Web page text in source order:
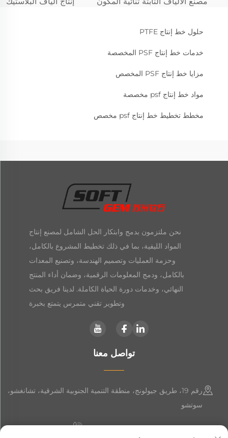
حلول خط إنتاج PTFE
خدمات خط إنتاج PSF المخصصة
مزايا خط إنتاج PSF المخصص
مواد خط إنتاج psf مخصصة
مخطط تخطيط خط إنتاج psf مخصص
نحن ملتزمون بدمج وابتكار الحل الشامل لمصنع إنتاج
المواد الليفية، بما في ذلك تخطيط المشروع بالكامل،
وحزمة العمليات وتصميم الهندسة، وتصنيع المعدات
بالكامل، ودمج المعلومات الرقمية، وضمان أداء المنتج
النهائي، وخدمات دورة الحياة الكاملة. لدينا فريق بحث
وتطوير تقني متمرس يتمتع بخبرة
تواصل معنا
رقم 19، طريق جيولونج، منطقة التنمية الجنوبية الشرقية، تشانغشو،
سوتشو
+86-19906239903